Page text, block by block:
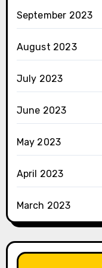
September 2023
August 2023
July 2023
June 2023
May 2023
April 2023
March 2023